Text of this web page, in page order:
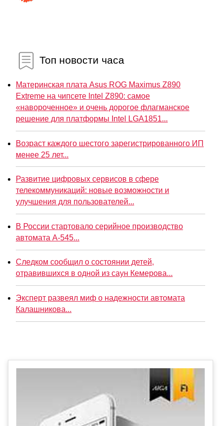
Топ новости часа
Материнская плата Asus ROG Maximus Z890
Extreme на чипсете Intel Z890: самое
«навороченное» и очень дорогое флагманское
решение для платформы Intel LGA1851...
Возраст каждого шестого зарегистрированного ИП
менее 25 лет...
Развитие цифровых сервисов в сфере
телекоммуникаций: новые возможности и
улучшения для пользователей...
В России стартовало серийное производство
автомата А-545...
Следком сообщил о состоянии детей,
отравившихся в одной из саун Кемерова...
Эксперт развеял миф о надежности автомата
Калашникова...